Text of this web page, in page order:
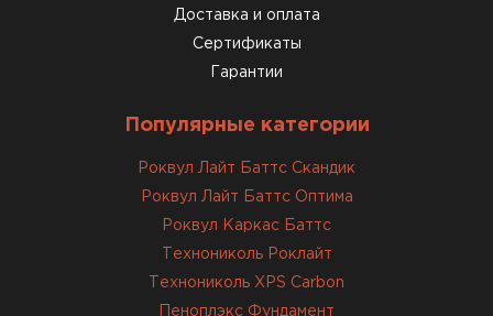
Доставка и оплата
Сертификаты
Гарантии
Популярные категории
Роквул Лайт Баттс Скандик
Роквул Лайт Баттс Оптима
Роквул Каркас Баттс
Технониколь Роклайт
Технониколь XPS Carbon
Пеноплэкс Фундамент